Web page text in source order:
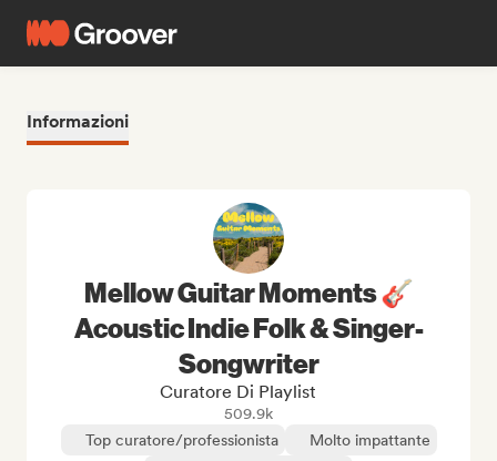
Informazioni
Mellow Guitar Moments 🎸
Acoustic Indie Folk & Singer-
Songwriter
Curatore Di Playlist
509.9k
Top curatore/professionista
Molto impattante